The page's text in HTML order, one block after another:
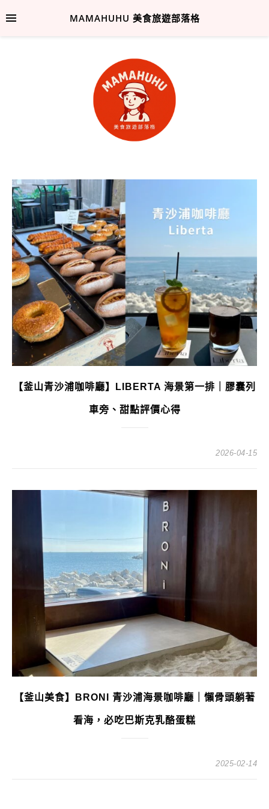
MAMAHUHU 美食旅遊部落格
【釜山青沙浦咖啡廳】LIBERTA 海景第一排｜膠囊列
車旁、甜點評價心得
2026-04-15
【釜山美食】BRONI 青沙浦海景咖啡廳｜懶骨頭躺著
看海，必吃巴斯克乳酪蛋糕
2025-02-14